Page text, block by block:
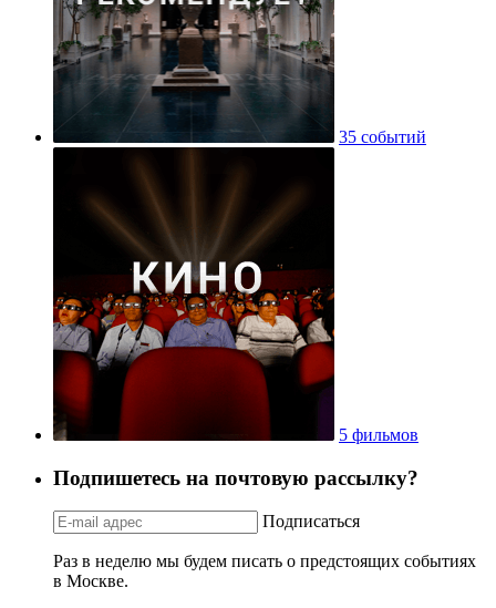
35 событий
5 фильмов
Подпишетесь на почтовую рассылку?
Подписаться
Раз в неделю мы будем писать о предстоящих событиях
в Москве.